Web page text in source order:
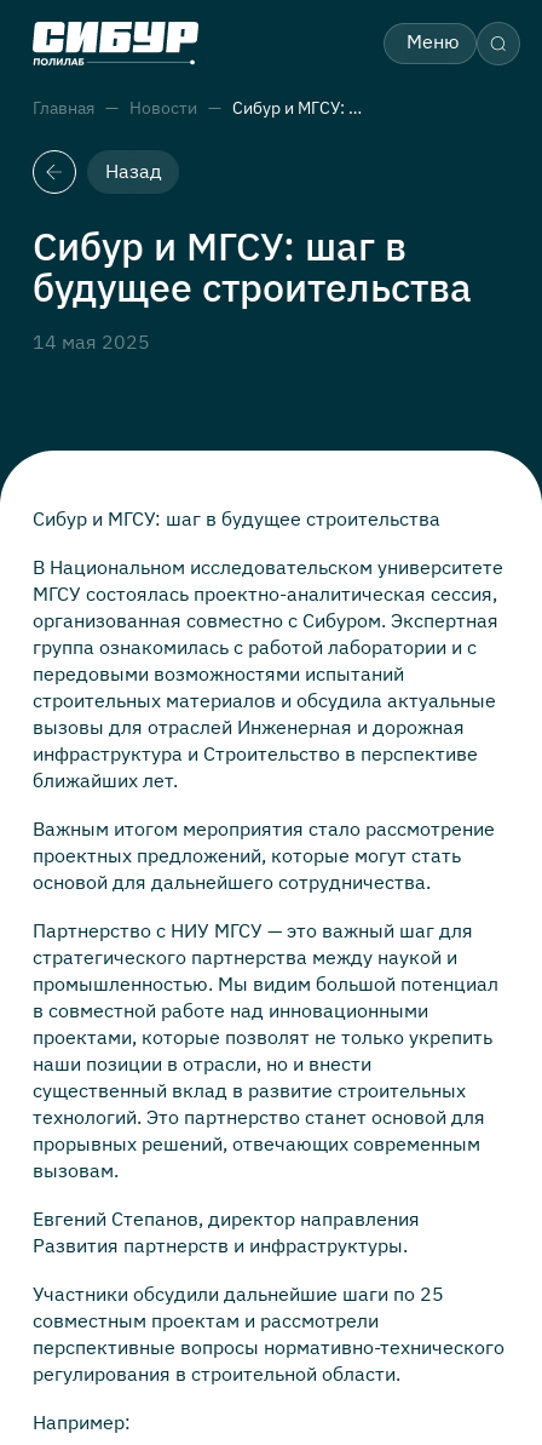
Меню
Главная Новости Сибур и МГСУ: шаг в будущее строительства
Назад
Сибур и МГСУ: шаг в
будущее строительства
14 мая 2025
Сибур и МГСУ: шаг в будущее строительства
В Национальном исследовательском университете
МГСУ состоялась проектно-аналитическая сессия,
организованная совместно с Сибуром. Экспертная
группа ознакомилась с работой лаборатории и с
передовыми возможностями испытаний
строительных материалов и обсудила актуальные
вызовы для отраслей Инженерная и дорожная
инфраструктура и Строительство в перспективе
ближайших лет.
Важным итогом мероприятия стало рассмотрение
проектных предложений, которые могут стать
основой для дальнейшего сотрудничества.
Партнерство с НИУ МГСУ — это важный шаг для
стратегического партнерства между наукой и
промышленностью. Мы видим большой потенциал
в совместной работе над инновационными
проектами, которые позволят не только укрепить
наши позиции в отрасли, но и внести
существенный вклад в развитие строительных
технологий. Это партнерство станет основой для
прорывных решений, отвечающих современным
вызовам.
Евгений Степанов, директор направления
Развития партнерств и инфраструктуры.
Участники обсудили дальнейшие шаги по 25
совместным проектам и рассмотрели
перспективные вопросы нормативно-технического
регулирования в строительной области.
Например: